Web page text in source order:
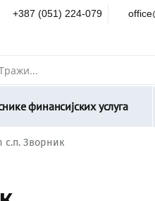
+387 (051) 224-079
финансијских услуга
с.п. Зворник